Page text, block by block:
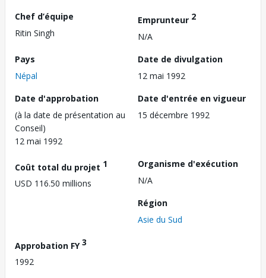
Chef d’équipe
Ritin Singh
Emprunteur 2
N/A
Pays
Népal
Date de divulgation
12 mai 1992
Date d'approbation
(à la date de présentation au
Conseil)
12 mai 1992
Date d'entrée en vigueur
15 décembre 1992
Coût total du projet 1
USD 116.50 millions
Organisme d'exécution
N/A
Région
Asie du Sud
Approbation FY3
1992